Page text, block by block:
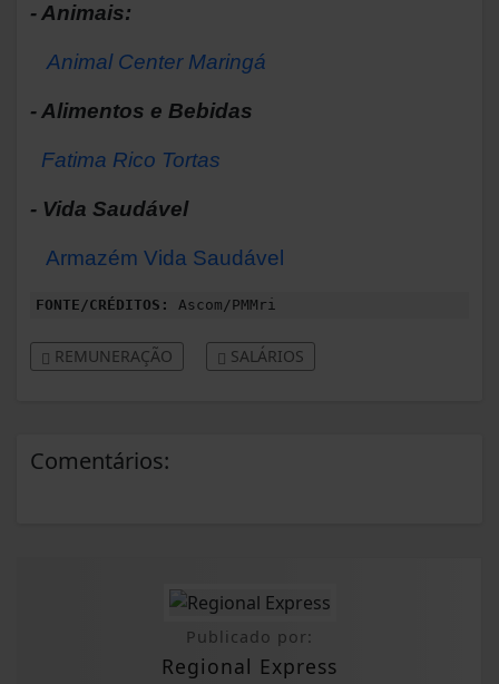
- Animais:
Animal Center Maringá
- Alimentos e Bebidas
Fatima Rico Tortas
- Vida Saudável
Armazém Vida Saudável
FONTE/CRÉDITOS: Ascom/PMMri
REMUNERAÇÃO SALÁRIOS
Comentários:
Publicado por:
Regional Express